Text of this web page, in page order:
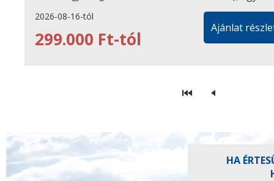
2026-08-16-tól
299.000 Ft-tól
Ajánlat
HA